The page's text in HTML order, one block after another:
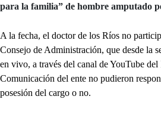
para la familia” de hombre amputado
A la fecha, el doctor de los Ríos no
Consejo de Administración, que desde la
en vivo, a través del canal de YouTube
Comunicación del ente no pudieron
posesión del cargo o no.